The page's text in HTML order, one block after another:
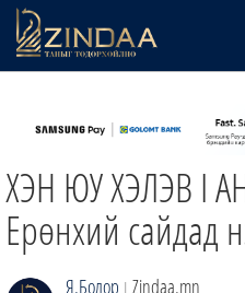
ТВ8
ӨГЛӨӨНИЙ СОНИН
АУДИО ЗОХИОЛ
ЗИНДАА СЭТГҮҮЛ
ХЭН ЮУ ХЭЛЭВ I
Ерөнхий сайдад
Я.Болор | Zindaa.mn